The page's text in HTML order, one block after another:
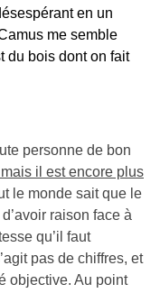
en un
me semble
du bois dont on fait
personne de bon
il est encore plus
le monde sait que le
raison face à
qu’il faut
pas de chiffres, et
objective. Au point